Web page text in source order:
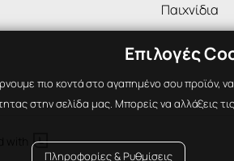
Παιχνίδια

Επιλογές
πιο κοντά στο αγαπημένο σου προϊόν,
στην σελίδα μας. Μπορείς να αλλάξεις
Πληροφορίες & Ρυθμίσεις